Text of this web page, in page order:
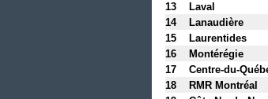
13 Laval
14 Lanaudière
15 Laurentides
16 Montérégie
17 Centre-du-
18 RMR Montréal